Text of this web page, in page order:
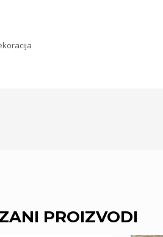
PROIZVODI